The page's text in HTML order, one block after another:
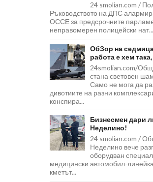
24 smolian.com /
Ръководството на ДПС
ОССЕ за предсрочните
неправомерен полицейски нат...
ОбЗор на
работа е хем
24smolian.com/
стана световен
Само не мога да
дивотиите на разни
конспира...
Бизнесмен дари
Неделино!
24 smolian.com /
Неделино вече
оборудван
медицински автомобил-
кметът...